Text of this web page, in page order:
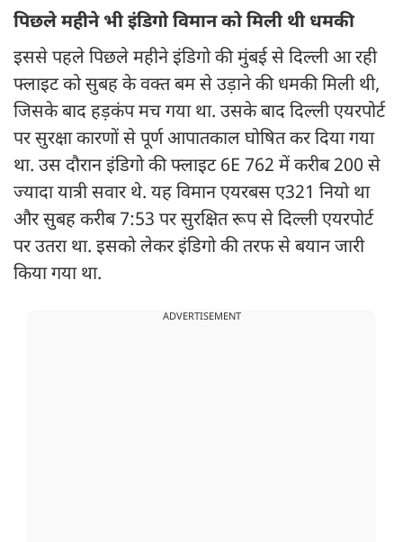
पिछले महीने भी इंडिगो विमान को मिली थी धमकी
इससे पहले पिछले महीने इंडिगो की मुंबई से दिल्ली आ रही
फ्लाइट को सुबह के वक्त बम से उड़ाने की धमकी मिली थी,
जिसके बाद हड़कंप मच गया था. उसके बाद दिल्ली एयरपोर्ट
पर सुरक्षा कारणों से पूर्ण आपातकाल घोषित कर दिया गया
था. उस दौरान इंडिगो की फ्लाइट 6E 762 में करीब 200 से
ज्यादा यात्री सवार थे. यह विमान एयरबस ए321 नियो था
और सुबह करीब 7:53 पर सुरक्षित रूप से दिल्ली एयरपोर्ट
पर उतरा था. इसको लेकर इंडिगो की तरफ से बयान जारी
किया गया था.
ADVERTISEMENT